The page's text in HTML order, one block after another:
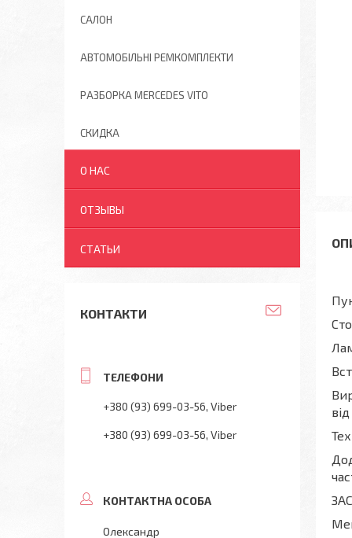
САЛОН
АВТОМОБІЛЬНІ РЕМКОМПЛЕКТИ
РАЗБОРКА MERCEDES VITO
СКИДКА
О НАС
ОТЗЫВЫ
СТАТЬИ
КОНТАКТИ
+380 (93) 699-03-56 Viber
+380 (93) 699-03-56 Viber
Олександр